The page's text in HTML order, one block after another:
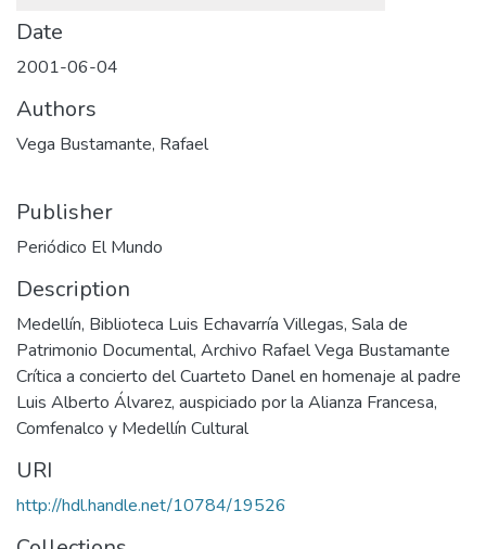
Date
2001-06-04
Authors
Vega Bustamante, Rafael
Publisher
Periódico El Mundo
Description
Medellín, Biblioteca Luis Echavarría Villegas, Sala de
Patrimonio Documental, Archivo Rafael Vega Bustamante
Crítica a concierto del Cuarteto Danel en homenaje al padre
Luis Alberto Álvarez, auspiciado por la Alianza Francesa,
Comfenalco y Medellín Cultural
URI
http://hdl.handle.net/10784/19526